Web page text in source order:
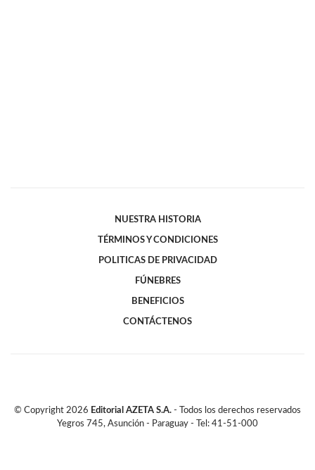
NUESTRA HISTORIA
TÉRMINOS Y CONDICIONES
POLITICAS DE PRIVACIDAD
FÚNEBRES
BENEFICIOS
CONTÁCTENOS
© Copyright 2026 Editorial AZETA S.A. - Todos los derechos reservados
Yegros 745, Asunción - Paraguay - Tel: 41-51-000